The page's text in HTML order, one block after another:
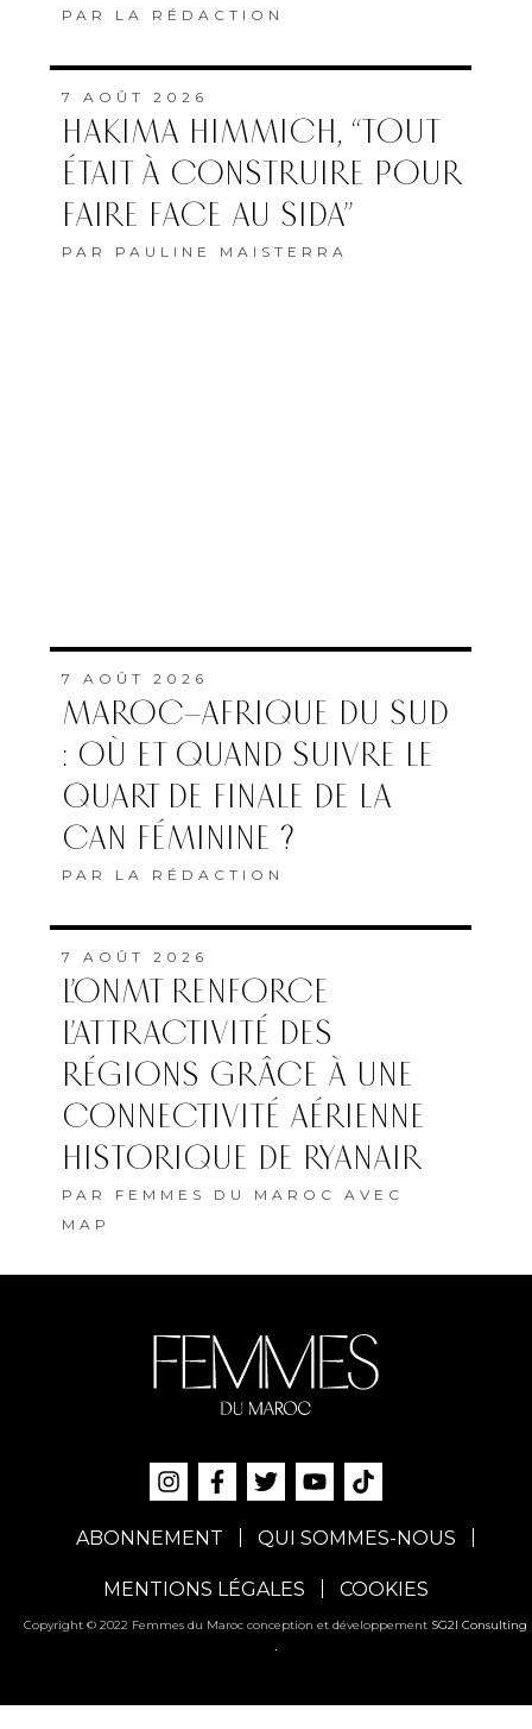
PAR LA RÉDACTION
7 AOÛT 2026
HAKIMA HIMMICH, “TOUT
ÉTAIT À CONSTRUIRE POUR
FAIRE FACE AU SIDA”
PAR PAULINE MAISTERRA
7 AOÛT 2026
MAROC–AFRIQUE DU SUD
: OÙ ET QUAND SUIVRE LE
QUART DE FINALE DE LA
CAN FÉMININE ?
PAR LA RÉDACTION
7 AOÛT 2026
L’ONMT RENFORCE
L’ATTRACTIVITÉ DES
RÉGIONS GRÂCE À UNE
CONNECTIVITÉ AÉRIENNE
HISTORIQUE DE RYANAIR
PAR FEMMES DU MAROC AVEC
MAP
ABONNEMENT QUI SOMMES-NOUS
MENTIONS LÉGALES COOKIES
Copyright © 2022 Femmes du Maroc conception et développement SG2I Consulting